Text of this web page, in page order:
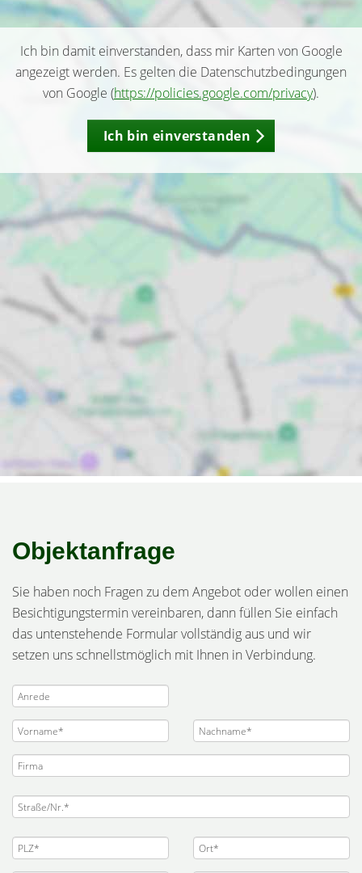
Ich bin damit einverstanden, dass mir Karten von Google
angezeigt werden. Es gelten die Datenschutzbedingungen
von Google (https://policies.google.com/privacy).
Ich bin einverstanden
Objektanfrage
Sie haben noch Fragen zu dem Angebot oder wollen einen
Besichtigungstermin vereinbaren, dann füllen Sie einfach
das untenstehende Formular vollständig aus und wir
setzen uns schnellstmöglich mit Ihnen in Verbindung.